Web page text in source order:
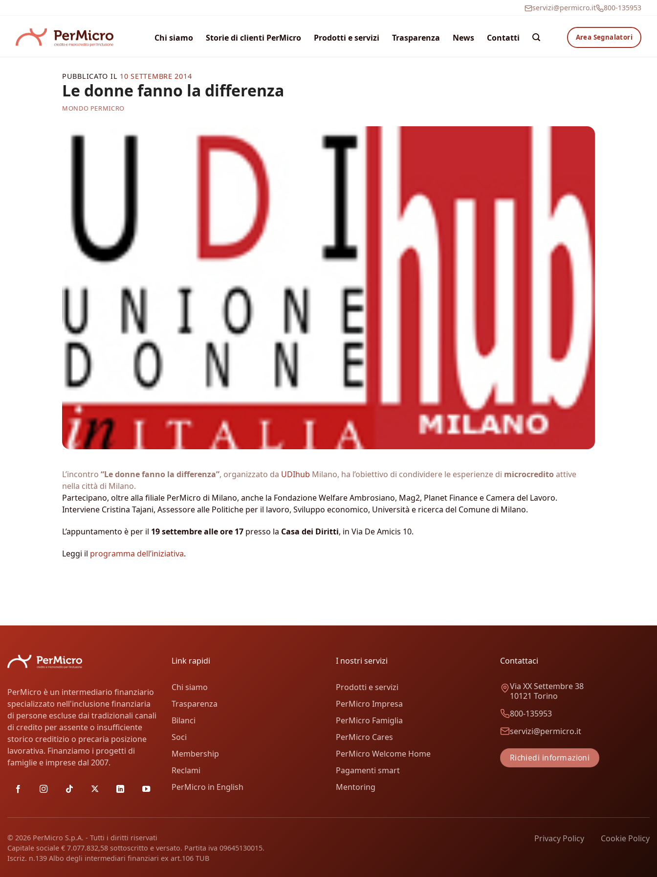
contenuti
servizi@permicro.it 800-135953
Chi siamo Storie di clienti PerMicro Prodotti e servizi Trasparenza News Contatti Area Segnalatori
MONDO PERMICRO
Le donne fanno la differenza
PUBBLICATO IL 10 SETTEMBRE 2014
L’incontro “Le donne fanno la differenza”, organizzato da UDIhub Milano, ha l’obiettivo di condividere le esperienze di microcreditoattive
nella città di Milano.
Partecipano, oltre alla filiale PerMicro di Milano, anche la Fondazione Welfare Ambrosiano, Mag2, Planet Finance e Camera del Lavoro.
Interviene Cristina Tajani, Assessore alle Politiche per il lavoro, Sviluppo economico, Università e ricerca del Comune di Milano.
L’appuntamento è per il 19 settembre alle ore 17 presso la Casa dei Diritti, in Via De Amicis 10.
Leggi il programma dell’iniziativa.
PerMicro è un intermediario finanziario
specializzato nell'inclusione finanziaria
di persone escluse dai tradizionali canali
di credito per assente o insufficiente
storico creditizio o precaria posizione
lavorativa. Finanziamo i progetti di
famiglie e imprese dal 2007.
Link rapidi
Chi siamo
Trasparenza
Bilanci
Soci
Membership
Reclami
PerMicro in English
I nostri servizi
Prodotti e servizi
PerMicro Impresa
PerMicro Famiglia
PerMicro Cares
PerMicro Welcome Home
Pagamenti smart
Mentoring
Contattaci
Via XX Settembre 38
10121 Torino
800-135953
servizi@permicro.it
Richiedi informazioni
© 2026 PerMicro S.p.A. - Tutti i diritti riservati
Capitale sociale € 7.077.832,58 sottoscritto e versato. Partita iva 09645130015.
Iscriz. n.139 Albo degli intermediari finanziari ex art.106 TUB
Privacy Policy Cookie Policy